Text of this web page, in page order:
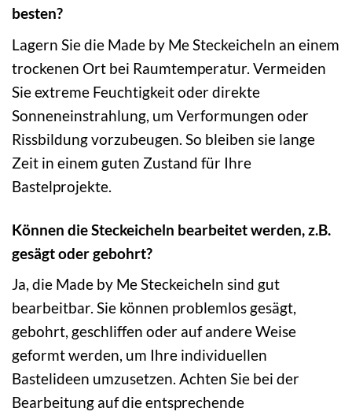
besten?
Lagern Sie die Made by Me Steckeicheln an einem
trockenen Ort bei Raumtemperatur. Vermeiden
Sie extreme Feuchtigkeit oder direkte
Sonneneinstrahlung, um Verformungen oder
Rissbildung vorzubeugen. So bleiben sie lange
Zeit in einem guten Zustand für Ihre
Bastelprojekte.
Können die Steckeicheln bearbeitet werden, z.B.
gesägt oder gebohrt?
Ja, die Made by Me Steckeicheln sind gut
bearbeitbar. Sie können problemlos gesägt,
gebohrt, geschliffen oder auf andere Weise
geformt werden, um Ihre individuellen
Bastelideen umzusetzen. Achten Sie bei der
Bearbeitung auf die entsprechende